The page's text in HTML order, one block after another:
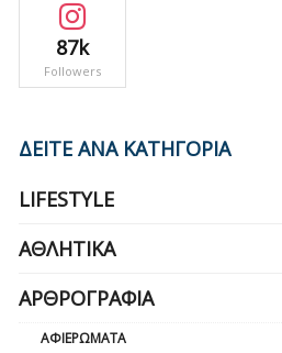
87k
Followers
ΔΕΙΤΕ ΑΝΑ ΚΑΤΗΓΟΡΙΑ
LIFESTYLE
ΑΘΛΗΤΙΚΆ
ΑΡΘΡΟΓΡΑΦΊΑ
ΑΦΙΕΡΏΜΑΤΑ